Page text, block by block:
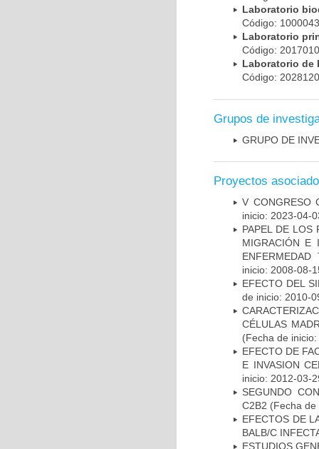
Laboratorio
Código:
Laboratorio
Código:
Laboratorio de
Código:
Grupos de
GRUPO DE
Proyectos
V CONGRESO
inicio: 2023-04-
PAPEL DE LOS
MIGRACIÓN E
ENFERMEDAD
inicio: 2008-08-
EFECTO DEL
de inicio: 2010-
CÉLULAS
(Fecha de
EFECTO DE
E INVASION
inicio: 2012-03-
SEGUNDO
C2B2 (Fecha de
EFECTOS DE
BALB/C
ESTUDIOS